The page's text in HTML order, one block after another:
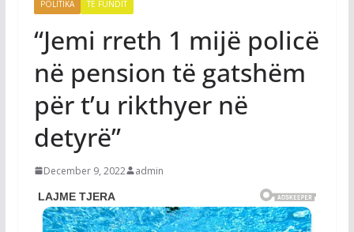
POLITIKA TË FUNDIT
“Jemi rreth 1 mijë policë
në pension të gatshëm
për t’u rikthyer në
detyrë”
December 9, 2022 admin